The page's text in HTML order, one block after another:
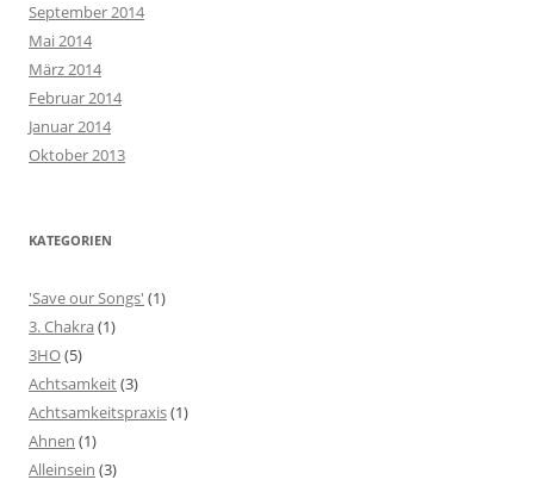
September 2014
Mai 2014
März 2014
Februar 2014
Januar 2014
Oktober 2013
KATEGORIEN
'Save our Songs' (1)
3. Chakra(1)
3HO(5)
Achtsamkeit(3)
Achtsamkeitspraxis(1)
Ahnen (1)
Alleinsein (3)